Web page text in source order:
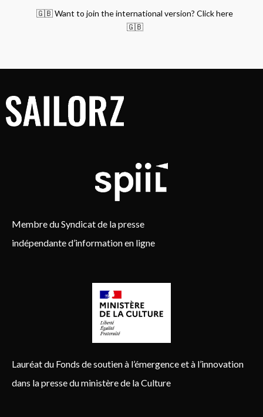
🇬🇧 Want to join the international version? Click here
🇬🇧
Membre du Syndicat de la presse
indépendante d’information en ligne
Lauréat du Fonds de soutien à l’émergence et à l’innovation
dans la presse du ministère de la Culture